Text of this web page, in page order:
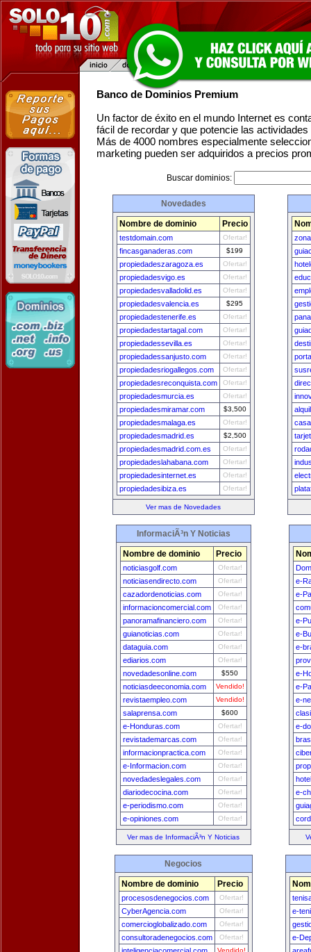
Banco de Dominios Premium
Un factor de éxito en el mundo Internet es
fácil de recordar y que potencie las
Más de 4000 nombres especialmente
marketing pueden ser adquiridos a precios
Buscar dominios:
Novedades
Nombre de dominio Precio
testdomain.com Ofertar!
fincasganaderas.com $199
propiedadeszaragoza.es Ofertar!
propiedadesvigo.es Ofertar!
propiedadesvalladolid.es Ofertar!
propiedadesvalencia.es $295
propiedadestenerife.es Ofertar!
propiedadestartagal.com Ofertar!
propiedadessevilla.es Ofertar!
propiedadessanjusto.com Ofertar!
propiedadesriogallegos.com Ofertar!
propiedadesreconquista.com Ofertar!
propiedadesmurcia.es Ofertar!
propiedadesmiramar.com $3,500
propiedadesmalaga.es Ofertar!
propiedadesmadrid.es $2,500
propiedadesmadrid.com.es Ofertar!
propiedadeslahabana.com Ofertar!
propiedadesinternet.es Ofertar!
propiedadesibiza.es Ofertar!
Ver mas de Novedades
InformaciÃ³n Y Noticias
Nombre de dominio Precio
noticiasgolf.com Ofertar!
noticiasendirecto.com Ofertar!
cazadordenoticias.com Ofertar!
informacioncomercial.com Ofertar!
panoramafinanciero.com Ofertar!
guianoticias.com Ofertar!
dataguia.com Ofertar!
ediarios.com Ofertar!
novedadesonline.com $550
noticiasdeeconomia.com Vendido!
revistaempleo.com Vendido!
salaprensa.com $600
e-Honduras.com Ofertar!
revistademarcas.com Ofertar!
informacionpractica.com Ofertar!
e-Informacion.com Ofertar!
novedadeslegales.com Ofertar!
diariodecocina.com Ofertar!
e-periodismo.com Ofertar!
e-opiniones.com Ofertar!
Ver mas de InformaciÃ³n Y Noticias
e-
e-
e-
e-
e-
e-
e-
e-
e-
e-
Negocios
Nombre de dominio Precio
procesosdenegocios.com Ofertar!
CyberAgencia.com Ofertar!
comercioglobalizado.com Ofertar!
consultoradenegocios.com Ofertar!
Vendido!
e-
e-